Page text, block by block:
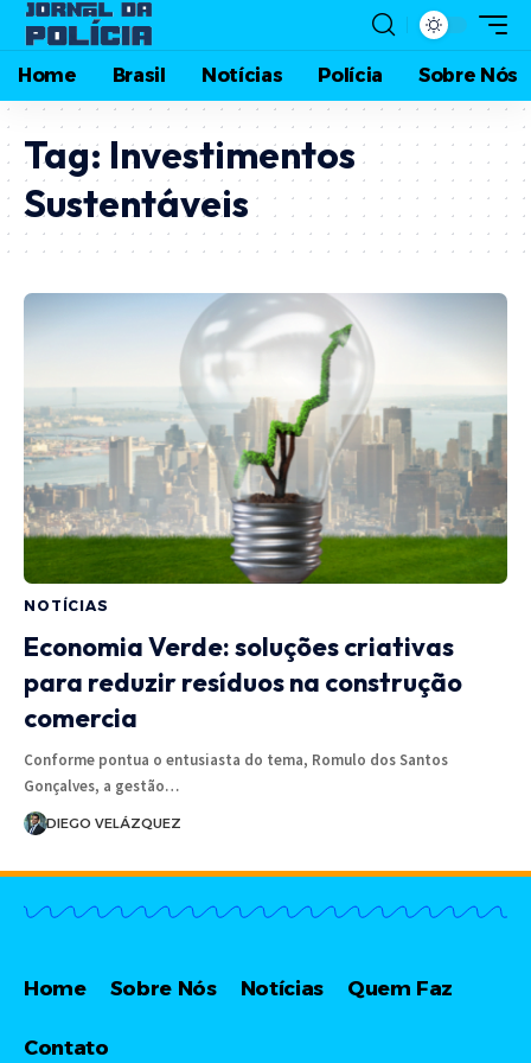
Home Brasil Notícias Polícia Sobre Nós
Tag: Investimentos
Sustentáveis
NOTÍCIAS
Economia Verde: soluções criativas
para reduzir resíduos na construção
comercia
Conforme pontua o entusiasta do tema, Romulo dos Santos
Gonçalves, a gestão…
DIEGO VELÁZQUEZ
Home Sobre Nós Notícias Quem Faz
Contato